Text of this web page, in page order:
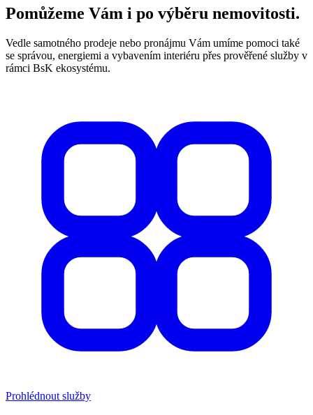
Pomůžeme Vám i po výběru nemovitosti.
Vedle samotného prodeje nebo pronájmu Vám umíme pomoci také
se správou, energiemi a vybavením interiéru přes prověřené služby v
rámci BsK ekosystému.
Prohlédnout služby